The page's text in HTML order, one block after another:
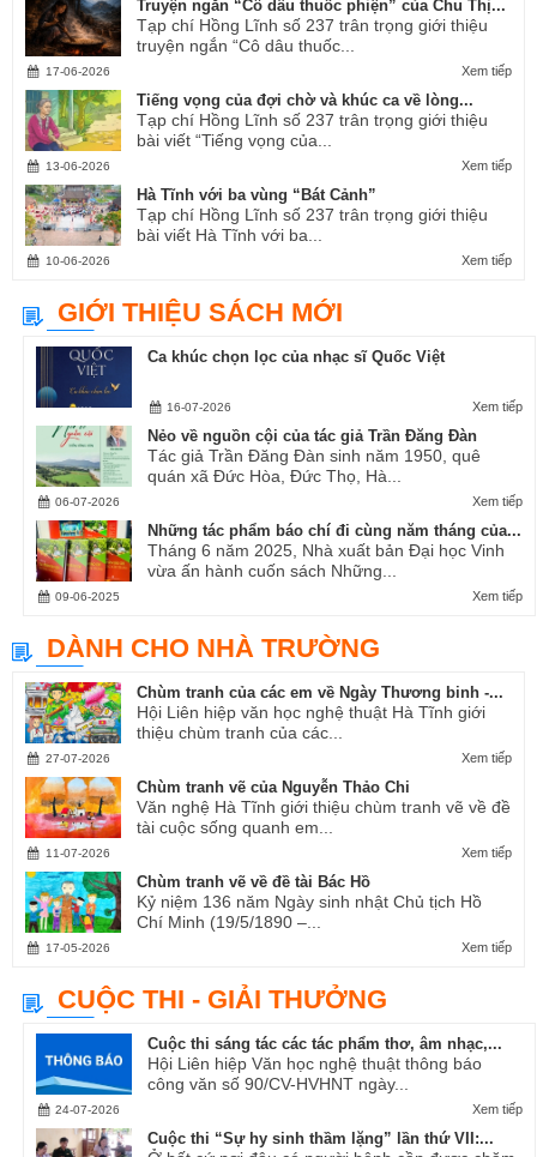
Truyện ngắn “Cô dâu thuốc phiện” của Chu Thị...
Tạp chí Hồng Lĩnh số 237 trân trọng giới thiệu
truyện ngắn “Cô dâu thuốc...
Xem tiếp
17-06-2026
Tiếng vọng của đợi chờ và khúc ca về lòng...
Tạp chí Hồng Lĩnh số 237 trân trọng giới thiệu
bài viết “Tiếng vọng của...
Xem tiếp
13-06-2026
Hà Tĩnh với ba vùng “Bát Cảnh”
Tạp chí Hồng Lĩnh số 237 trân trọng giới thiệu
bài viết Hà Tĩnh với ba...
Xem tiếp
10-06-2026
GIỚI THIỆU SÁCH MỚI
Ca khúc chọn lọc của nhạc sĩ Quốc Việt
Xem tiếp
16-07-2026
Nẻo về nguồn cội của tác giả Trần Đăng Đàn
Tác giả Trần Đăng Đàn sinh năm 1950, quê
quán xã Đức Hòa, Đức Thọ, Hà...
Xem tiếp
06-07-2026
Những tác phẩm báo chí đi cùng năm tháng của...
Tháng 6 năm 2025, Nhà xuất bản Đại học Vinh
vừa ấn hành cuốn sách Những...
Xem tiếp
09-06-2025
DÀNH CHO NHÀ TRƯỜNG
Chùm tranh của các em về Ngày Thương binh -...
Hội Liên hiệp văn học nghệ thuật Hà Tĩnh giới
thiệu chùm tranh của các...
Xem tiếp
27-07-2026
Chùm tranh vẽ của Nguyễn Thảo Chi
Văn nghệ Hà Tĩnh giới thiệu chùm tranh vẽ về đề
tài cuộc sống quanh em...
Xem tiếp
11-07-2026
Chùm tranh vẽ về đề tài Bác Hồ
Kỷ niệm 136 năm Ngày sinh nhật Chủ tịch Hồ
Chí Minh (19/5/1890 –...
Xem tiếp
17-05-2026
CUỘC THI - GIẢI THƯỞNG
Cuộc thi sáng tác các tác phẩm thơ, âm nhạc,...
Hội Liên hiệp Văn học nghệ thuật thông báo
công văn số 90/CV-HVHNT ngày...
Xem tiếp
24-07-2026
Cuộc thi “Sự hy sinh thầm lặng” lần thứ VII:...